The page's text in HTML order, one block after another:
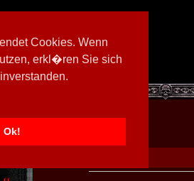
Cookies. Wenn
erkl�ren Sie sich
Ok!
]